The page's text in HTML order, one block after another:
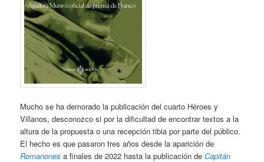
Mucho se ha demorado la publicación del cuarto Héroes y
Villanos, desconozco si por la dificultad de encontrar textos a la
altura de la propuesta o una recepción tibia por parte del público.
El hecho es que pasaron tres años desde la aparición de
Romanones a finales de 2022 hasta la publicación deCapitán